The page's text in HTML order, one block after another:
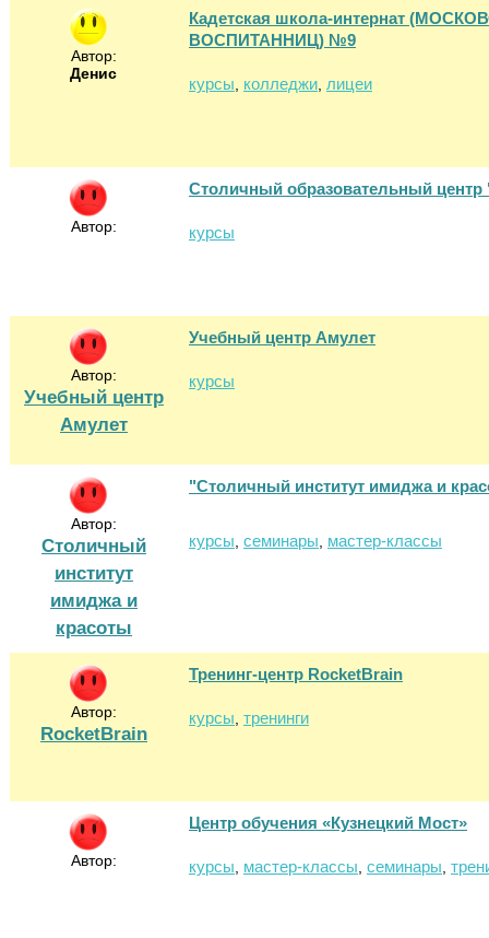
Автор:
Денис
Кадетская школа-интернат
ВОСПИТАННИЦ) №9
курсы колледжи лицеи
Автор:
Столичный образовательный
курсы
Автор:
Учебный центр
Амулет
Учебный центр Амулет
курсы
Автор:
Столичный
институт
имиджа и
красоты
"Столичный институт имиджа и
курсы семинары мастер-классы
Автор:
RocketBrain
Тренинг-центр RocketBrain
курсы тренинги
Автор:
Центр обучения «Кузнецкий Мост»
курсы мастер-классы семинары